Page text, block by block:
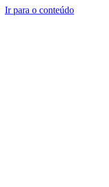
Ir para o conteúdo